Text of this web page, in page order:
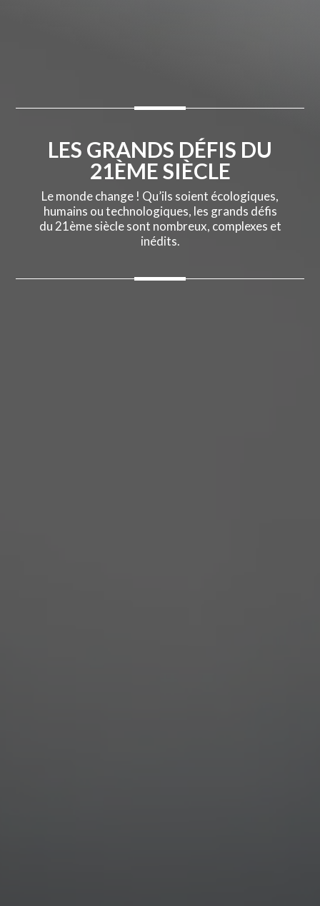
LES GRANDS DÉFIS DU
21ÈME SIÈCLE
Le monde change ! Qu’ils soient écologiques,
humains ou technologiques, les grands défis
du 21ème siècle sont nombreux, complexes et
inédits.